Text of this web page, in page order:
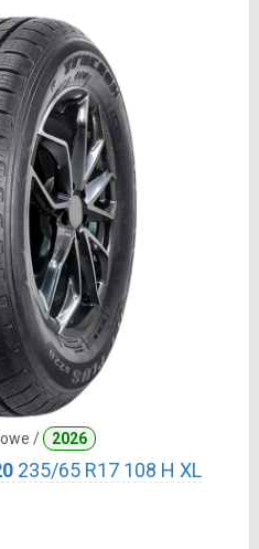
/ 2026
235/65 R17 108 H XL